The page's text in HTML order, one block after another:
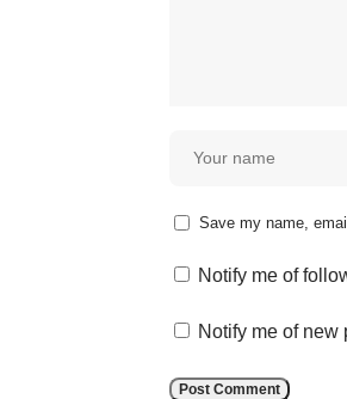
Save my name,
Notify me of
Notify me of new